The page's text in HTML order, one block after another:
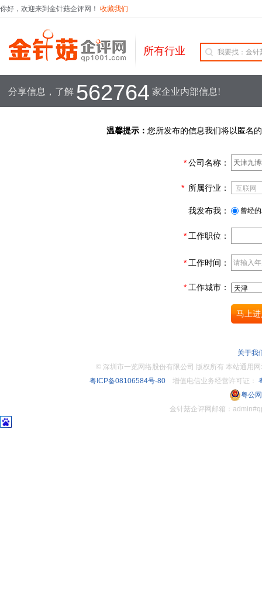
你好，欢迎来到金针菇企评网！ 收藏我们
所有行业
分享信息，了解 562764 家企业内部信息!
温馨提示： 您所发布的信息我们将以匿名
*公司名称：
* 所属行业：
我发布我： 曾经
* 工作职位：
* 工作时间：
* 工作城市：
关于我
© 深圳市一览网络股份有限公司 版权所有 本站通
粤ICP备08106584号-80增值电信业务经营许可证：
粤公
金针菇企评网邮箱：